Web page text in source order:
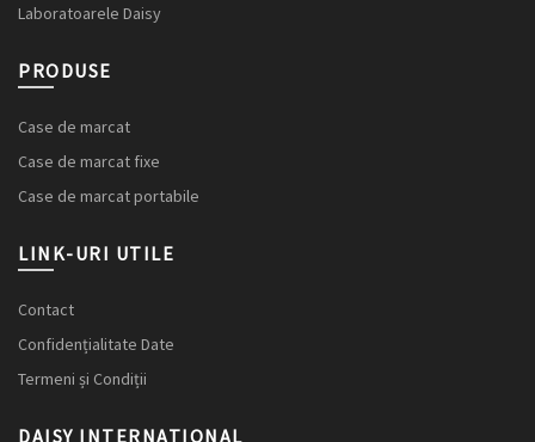
Laboratoarele Daisy
PRODUSE
Case de marcat
Case de marcat fixe
Case de marcat portabile
LINK-URI UTILE
Contact
Confidențialitate Date
Termeni și Condiții
DAISY INTERNATIONAL